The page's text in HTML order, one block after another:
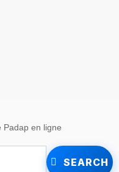
Padap en ligne
SEARCH